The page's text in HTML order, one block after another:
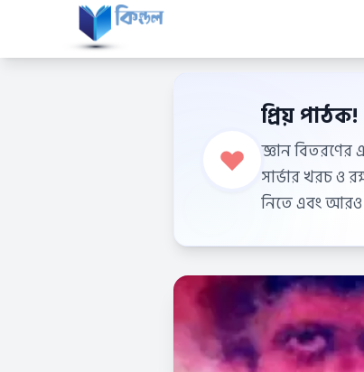
প্রিয় পাঠক!
জ্ঞান বিতরণের
সার্ভার খরচ ও
নিতে এবং আরও